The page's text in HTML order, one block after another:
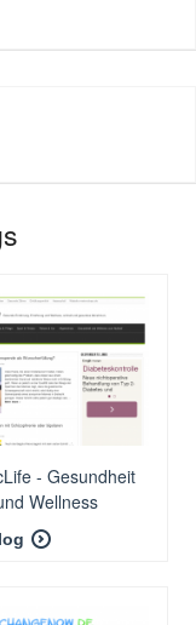
- Gesundheit
Wellness